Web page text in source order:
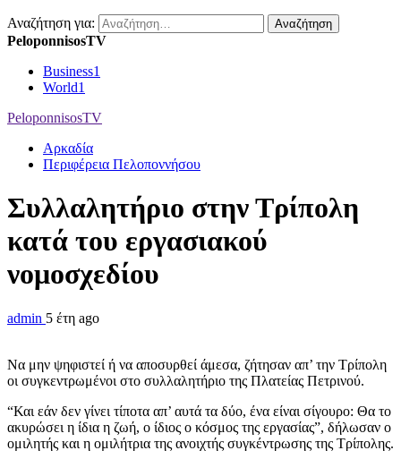
Αναζήτηση για:
PeloponnisosTV
Business1
World1
PeloponnisosTV
Αρκαδία
Περιφέρεια Πελοποννήσου
Συλλαλητήριο στην Τρίπολη
κατά του εργασιακού
νομοσχεδίου
admin 5 έτη ago
Να μην ψηφιστεί ή να αποσυρθεί άμεσα, ζήτησαν απ’ την Τρίπολη
οι συγκεντρωμένοι στο συλλαλητήριο της Πλατείας Πετρινού.
“Και εάν δεν γίνει τίποτα απ’ αυτά τα δύο, ένα είναι σίγουρο: Θα το
ακυρώσει η ίδια η ζωή, ο ίδιος ο κόσμος της εργασίας”, δήλωσαν ο
ομιλητής και η ομιλήτρια της ανοιχτής συγκέντρωσης της Τρίπολης.